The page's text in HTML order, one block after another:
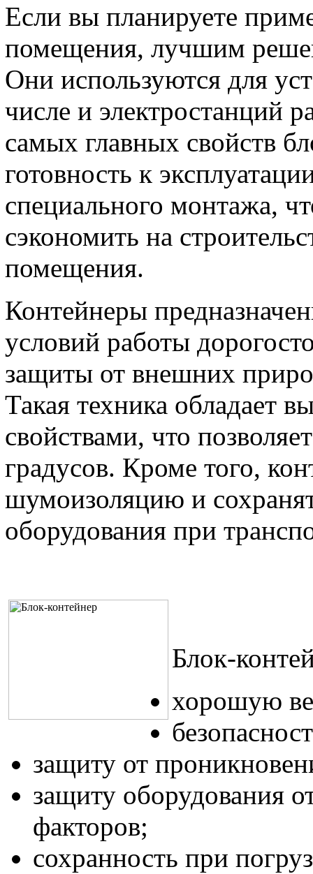
Если вы планируете
помещения, лучшим
Они используются для
числе и электростанций
самых главных свойств
готовность к
специального монтажа,
сэкономить на
помещения.
Контейнеры
условий работы
защиты от внешних
Такая техника обладает
свойствами, что
градусов. Кроме того,
шумоизоляцию и
оборудования при
Блок-
хорошую
защиту от
защиту оборудования
факторов;
сохранность при